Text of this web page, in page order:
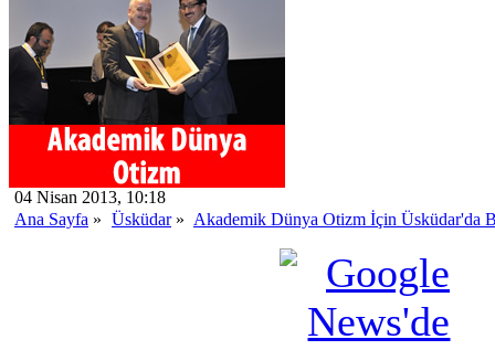
04 Nisan 2013, 10:18
Ana Sayfa » Üsküdar» Akademik Dünya Otizm İçin Üsküdar'da